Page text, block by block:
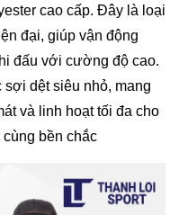
cao cấp. Đây là loại
đại, giúp vận động
đấu với cường độ cao.
dệt siêu nhỏ, mang
và linh hoạt tối đa cho
bền chắc